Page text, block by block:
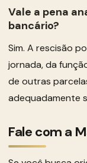
Vale a pena
bancário?
Sim. A rescisão
jornada, da
de outras
adequadamente
Fale com a